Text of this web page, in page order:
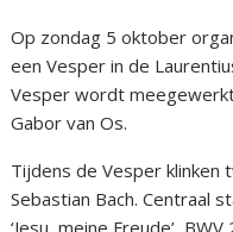
Op zondag 5 oktober
een Vesper in de
Vesper wordt
Gabor van Os.
Tijdens de Vesper klinken
Sebastian Bach. Centraal